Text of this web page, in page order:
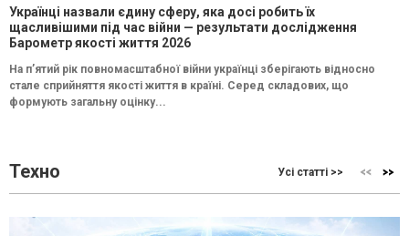
Українці назвали єдину сферу, яка досі робить їх
щасливішими під час війни — результати дослідження
Барометр якості життя 2026
На п’ятий рік повномасштабної війни українці зберігають відносно
стале сприйняття якості життя в країні. Серед складових, що
формують загальну оцінку...
Техно Усі статті >>